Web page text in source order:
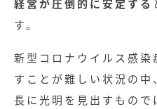
す。
新型コロナウイルス感
すことが難しい状況の
長に光明を見出すもので